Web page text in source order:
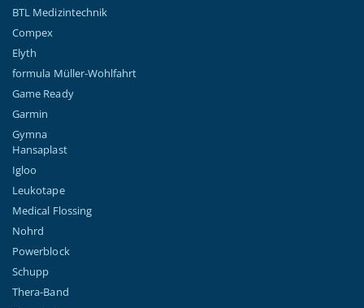
BTL Medizintechnik
Compex
Elyth
formula Müller-Wohlfahrt
Game Ready
Garmin
Gymna
Hansaplast
Igloo
Leukotape
Medical Flossing
Nohrd
Powerblock
Schupp
Thera-Band